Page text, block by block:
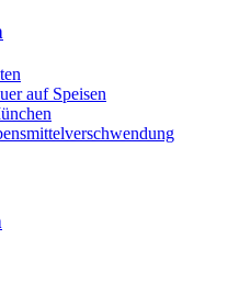
auf Speisen